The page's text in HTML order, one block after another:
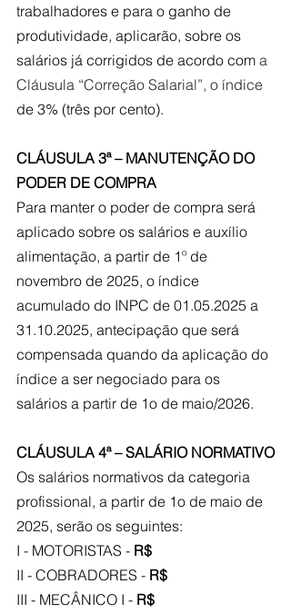
trabalhadores e para o ganho de
produtividade, aplicarão, sobre os
salários já corrigidos de acordo com a
Cláusula “Correção Salarial”, o índice
de 3% (três por cento).
CLÁUSULA 3ª – MANUTENÇÃO DO
PODER DE COMPRA
Para manter o poder de compra será
aplicado sobre os salários e auxílio
alimentação, a partir de 1º de
novembro de 2025, o índice
acumulado do INPC de 01.05.2025 a
31.10.2025, antecipação que será
compensada quando da aplicação do
índice a ser negociado para os
salários a partir de 1o de maio/2026.
CLÁUSULA 4ª – SALÁRIO NORMATIVO
Os salários normativos da categoria
profissional, a partir de 1o de maio de
2025, serão os seguintes:
I - MOTORISTAS - R$
II - COBRADORES - R$
III - MECÂNICO I - R$